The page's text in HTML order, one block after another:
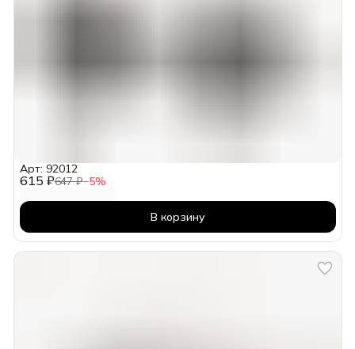
615 ₽647 ₽−5%
Арт: 92012
В корзину